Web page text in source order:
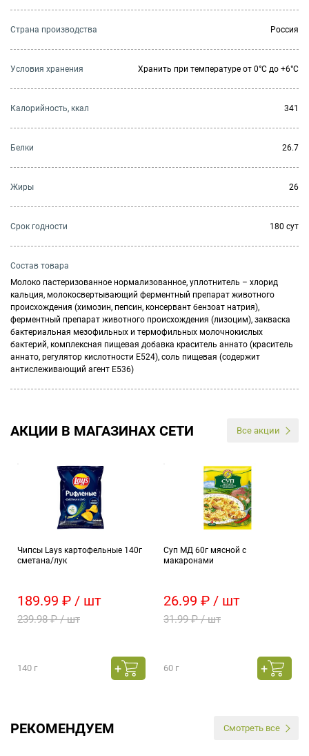
Страна производства Россия
Условия хранения Хранить при температуре от 0°С до +6°С
Калорийность, ккал 341
Белки 26.7
Жиры 26
Cрок годности 180 сут
Состав товара
Молоко пастеризованное нормализованное, уплотнитель – хлорид
кальция, молокосвертывающий ферментный препарат животного
происхождения (химозин, пепсин, консервант бензоат натрия),
ферментный препарат животного происхождения (лизоцим), закваска
бактериальная мезофильных и термофильных молочнокислых
бактерий, комплексная пищевая добавка краситель аннато (краситель
аннато, регулятор кислотности Е524), соль пищевая (содержит
антислеживающий агент Е536)
АКЦИИ В МАГАЗИНАХ СЕТИ Все акции
Чипсы Lays картофельные 140г
сметана/лук
189.99 ₽ / шт
239.98 ₽ / шт
140 г
Суп МД 60г мясной с
макаронами
26.99 ₽ / шт
31.99 ₽ / шт
60 г
РЕКОМЕНДУЕМ Смотреть все